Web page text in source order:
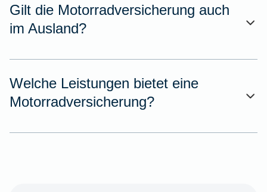
Gilt die Motorradversicherung auch
im Ausland?
Welche Leistungen bietet eine
Motorradversicherung?